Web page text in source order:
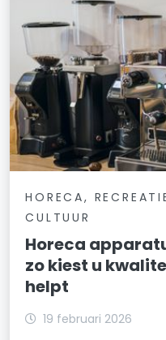
HORECA,
CULTUUR
Horeca
zo kiest u
helpt
19 februari 2026